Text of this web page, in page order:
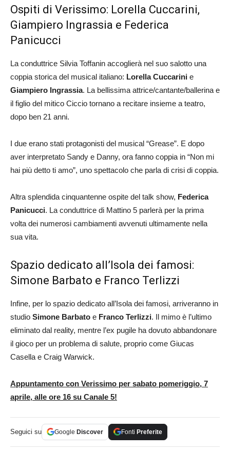
Ospiti di Verissimo: Lorella Cuccarini,
Giampiero Ingrassia e Federica
Panicucci
La conduttrice Silvia Toffanin accoglierà nel suo salotto una
coppia storica del musical italiano: Lorella Cuccarini e
Giampiero Ingrassia. La bellissima attrice/cantante/ballerina e
il figlio del mitico Ciccio tornano a recitare insieme a teatro,
dopo ben 21 anni.
I due erano stati protagonisti del musical “Grease”. E dopo
aver interpretato Sandy e Danny, ora fanno coppia in “Non mi
hai più detto ti amo”, uno spettacolo che parla di crisi di coppia.
Altra splendida cinquantenne ospite del talk show, Federica
Panicucci. La conduttrice di Mattino 5 parlerà per la prima
volta dei numerosi cambiamenti avvenuti ultimamente nella
sua vita.
Spazio dedicato all’Isola dei famosi:
Simone Barbato e Franco Terlizzi
Infine, per lo spazio dedicato all’Isola dei famosi, arriveranno in
studio Simone Barbato e Franco Terlizzi. Il mimo è l’ultimo
eliminato dal reality, mentre l’ex pugile ha dovuto abbandonare
il gioco per un problema di salute, proprio come Giucas
Casella e Craig Warwick.
Appuntamento con Verissimo per sabato pomeriggio, 7
aprile, alle ore 16 su Canale 5!
Seguici su Google Discover Fonti Preferite